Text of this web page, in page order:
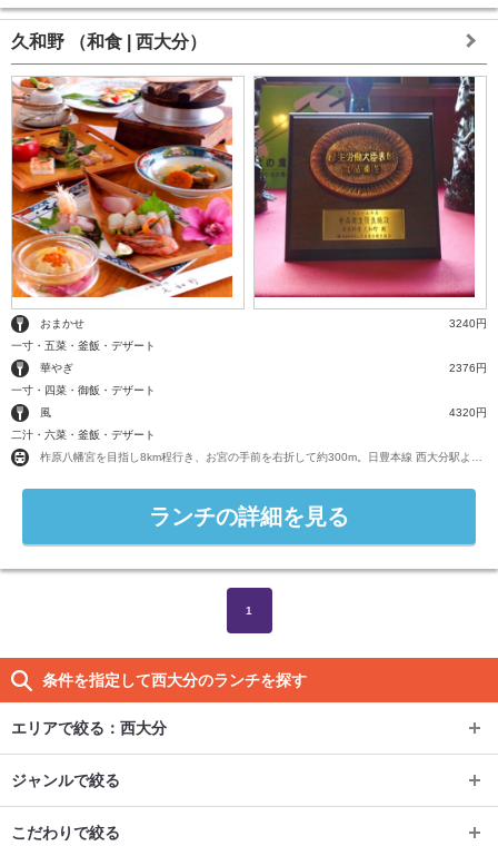
久和野 （和食 | 西大分）
おまかせ
3240円
一寸・五菜・釜飯・デザート
華やぎ
2376円
一寸・四菜・御飯・デザート
風
4320円
二汁・六菜・釜飯・デザート
ランチの詳細を見る
1
条件を指定して西大分のランチを探す
エリアで絞る：西大分
エリアで絞る： 西大分
大分市
別府
ジャンルで絞る
ジャンルで絞る
イタリアン・フレンチ
こだわりで絞る
こだわりで絞る